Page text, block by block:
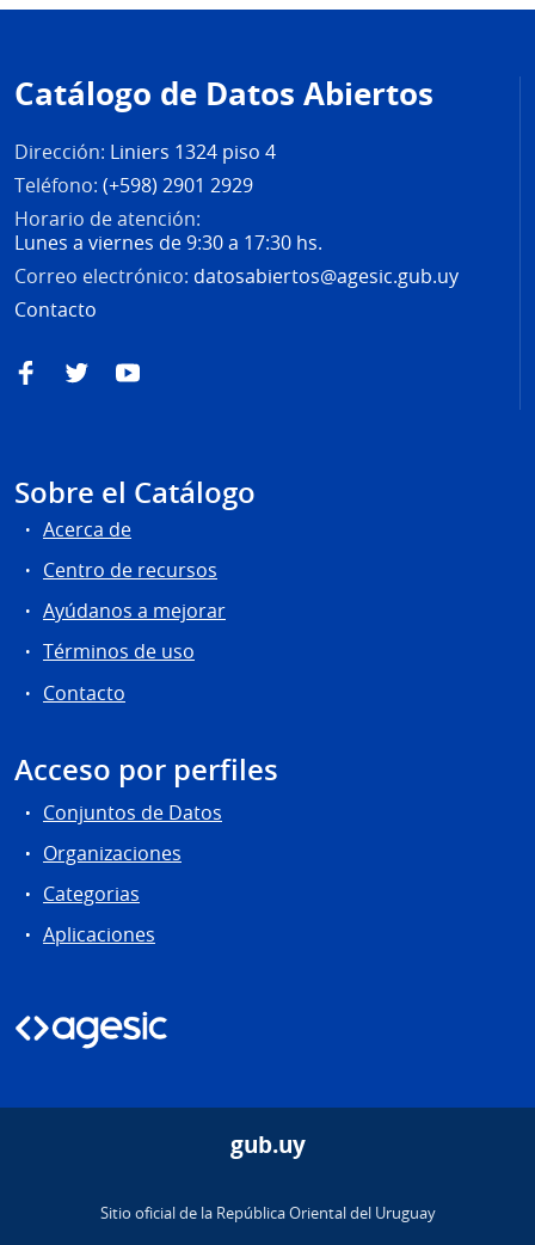
de
página
Catálogo de Datos Abiertos
Dirección: Liniers 1324 piso 4
Teléfono: (+598) 2901 2929
Horario de atención:
Lunes a viernes de 9:30 a 17:30 hs.
Correo electrónico: datosabiertos@agesic.gub.uy
Contacto
FacebookTwitterYouTube
Sobre el Catálogo
Acerca de
Centro de recursos
Ayúdanos a mejorar
Términos de uso
Contacto
Acceso por perfiles
Conjuntos de Datos
Organizaciones
Categorias
Aplicaciones
gub.uy
Sitio oficial de la República Oriental del Uruguay